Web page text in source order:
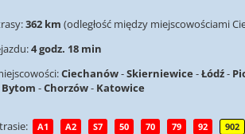
362 km (odległość między miejscowościami
4 godz. 18 min
Ciechanów-Skierniewice -Łódź-
Bytom -Chorzów- Katowice
A1 A2 S7 50 70 79 92 902